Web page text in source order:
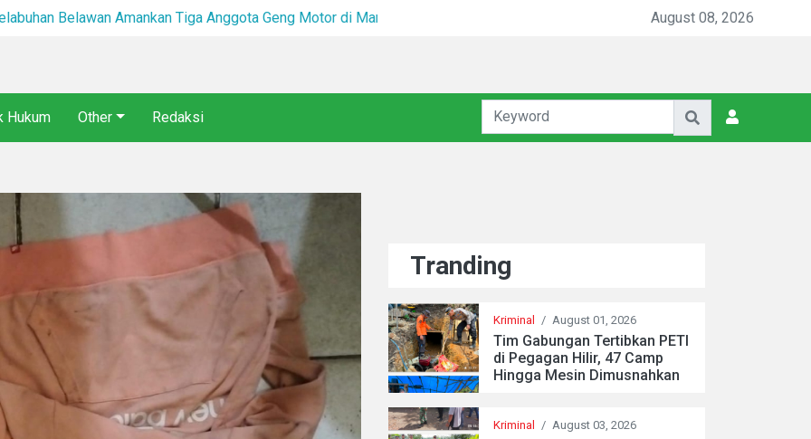
*Team Macan Polres Pelabuhan Belawan Amankan Tiga Anggota Geng Motor di Marelan Pasar 9* August 08, 2026
Hukum Other Redaksi
Tranding
Kriminal / August 01, 2026
Tim Gabungan Tertibkan PETI
di Pegagan Hilir, 47 Camp
Hingga Mesin Dimusnahkan
Kriminal / August 03, 2026